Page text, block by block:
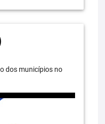
dos municípios no